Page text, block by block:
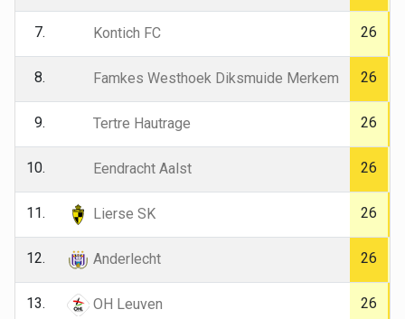
7. Kontich FC 26
8. Famkes Westhoek Diksmuide Merkem 26
9. Tertre Hautrage 26
10. Eendracht Aalst 26
11. Lierse SK 26
12. Anderlecht 26
13. OH Leuven 26